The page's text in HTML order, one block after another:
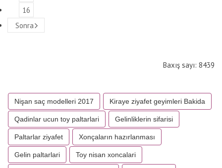
16
Sonra
Baxış sayı: 8439
Nişan saç modelleri 2017 Kiraye ziyafet geyimleri Bakida
Qadinlar ucun toy paltarlari Gelinliklerin sifarisi
Paltarlar ziyafet Xonçaların hazırlanması
Gelin paltarlari Toy nisan xoncalari